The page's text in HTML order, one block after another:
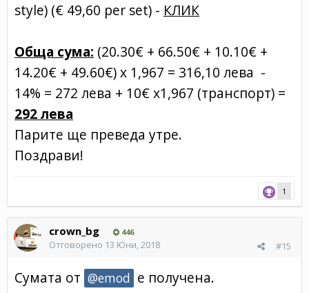
style) (€ 49,60 per set) - КЛИК
Обща сума: (20.30€ + 66.50€ + 10.10€ +
14.20€ + 49.60€) х 1,967 = 316,10 лева -
14% = 272 лева + 10€ х1,967 (транспорт) =
292 лева
Парите ще преведа утре.
Поздрави!
1
crown_bg 446
#15
Отговорено 13 Юни, 2018
Сумата от @emod е получена.